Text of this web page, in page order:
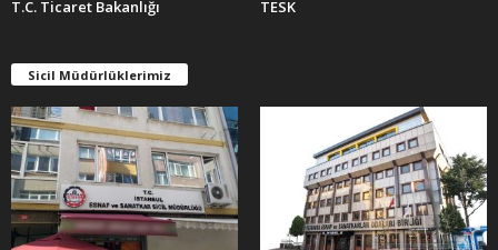
T.C. Ticaret Bakanlığı TESK
Sicil Müdürlüklerimiz